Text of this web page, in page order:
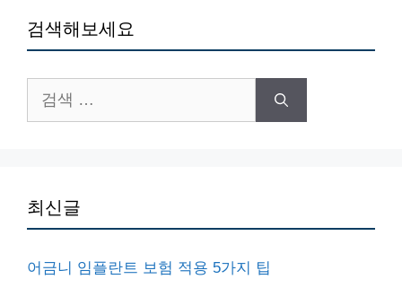
검색해보세요
색:
최신글
어금니 임플란트 보험 적용 5가지 팁